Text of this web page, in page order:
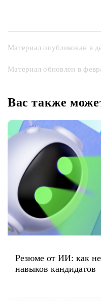
Материал опубликован в
Материал обновлен в
Вас также
Резюме от ИИ: как
навыков кандидатов